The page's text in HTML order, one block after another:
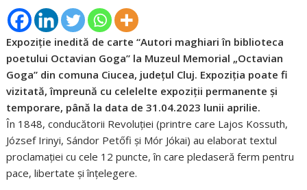
Expoziție inedită de carte “Autori maghiari în biblioteca
poetului Octavian Goga” la Muzeul Memorial „Octavian
Goga” din comuna Ciucea, județul Cluj. Expoziția poate fi
vizitată, împreună cu celelelte expoziții permanente și
temporare, până la data de 31.04.2023 lunii aprilie.
În 1848, conducătorii Revoluției (printre care Lajos Kossuth,
József Irinyi, Sándor Petőfi și Mór Jókai) au elaborat textul
proclamației cu cele 12 puncte, în care pledaseră ferm pentru
pace, libertate și înţelegere.